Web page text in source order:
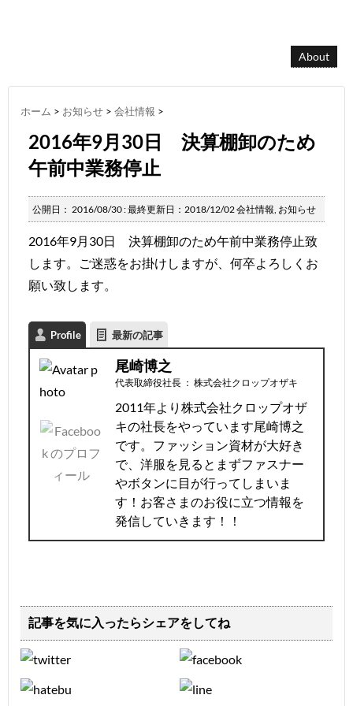
About
ホーム > お知らせ > 会社情報 >
2016年9月30日 決算棚卸のため
午前中業務停止
公開日： 2016/08/30: 最終更新日：2018/12/02会社情報, お知らせ
2016年9月30日 決算棚卸のため午前中業務停止致
します。ご迷惑をお掛けしますが、何卒よろしくお
願い致します。
Profile 最新の記事
尾崎博之
代表取締役社長 ： 株式会社クロップオザキ
2011年より株式会社クロップオザ
キの社長をやっています尾崎博之
です。ファッション資材が大好き
で、洋服を見るとまずファスナー
やボタンに目が行ってしまいま
す！お客さまのお役に立つ情報を
発信していきます！！
記事を気に入ったらシェアをしてね